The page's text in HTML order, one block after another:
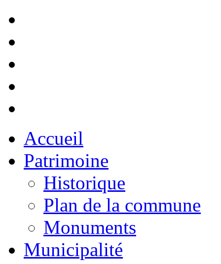
Accueil
Patrimoine
Historique
Plan de la commune
Monuments
Municipalité